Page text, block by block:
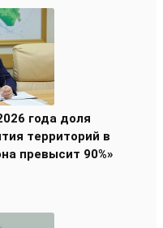
года доля
территорий в
превысит 90%»